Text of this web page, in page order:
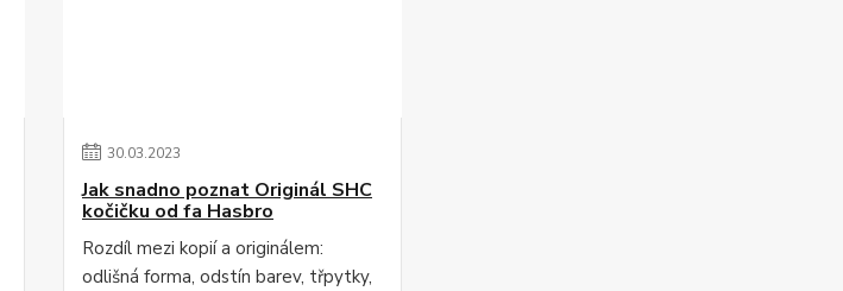
30.03.2023
Jak snadno poznat Originál SHC
kočičku od fa Hasbro
Rozdíl mezi kopií a originálem:
odlišná forma, odstín barev, třpytky,